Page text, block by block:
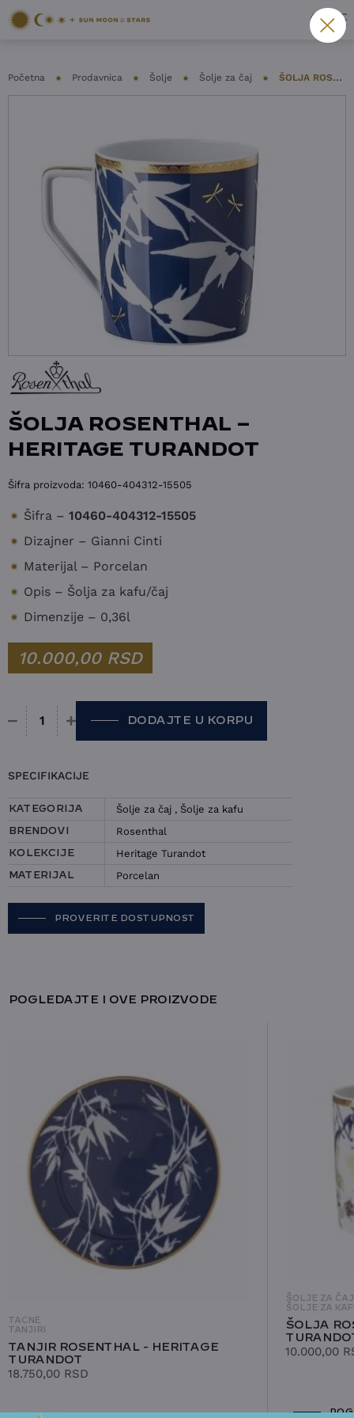
Početna Prodavnica Šolje Šolje za čaj ŠOLJA ROSENTHAL – HERITAGE TURANDOT
ŠOLJA ROSENTHAL –
HERITAGE TURANDOT
Šifra proizvoda: 10460-404312-15505
Šifra – 10460-404312-15505
Dizajner – Gianni Cinti
Materijal – Porcelan
Opis – Šolja za kafu/čaj
Dimenzije – 0,36l
10.000,00 RSD
Šolja Rosenthal - Heritage Turandot količina
DODAJTE U KORPU
SPECIFIKACIJE
KATEGORIJA Šolje za čaj , Šolje za kafu
BRENDOVI Rosenthal
KOLEKCIJE Heritage Turandot
MATERIJAL Porcelan
PROVERITE DOSTUPNOST
POGLEDAJTE I OVE PROIZVODE
TACNE
TANJIRI
TANJIR ROSENTHAL - HERITAGE
TURANDOT
18.750,00 RSD
ŠOLJE ZA ČAJ
ŠOLJE ZA
ŠOLJA
10.000,00